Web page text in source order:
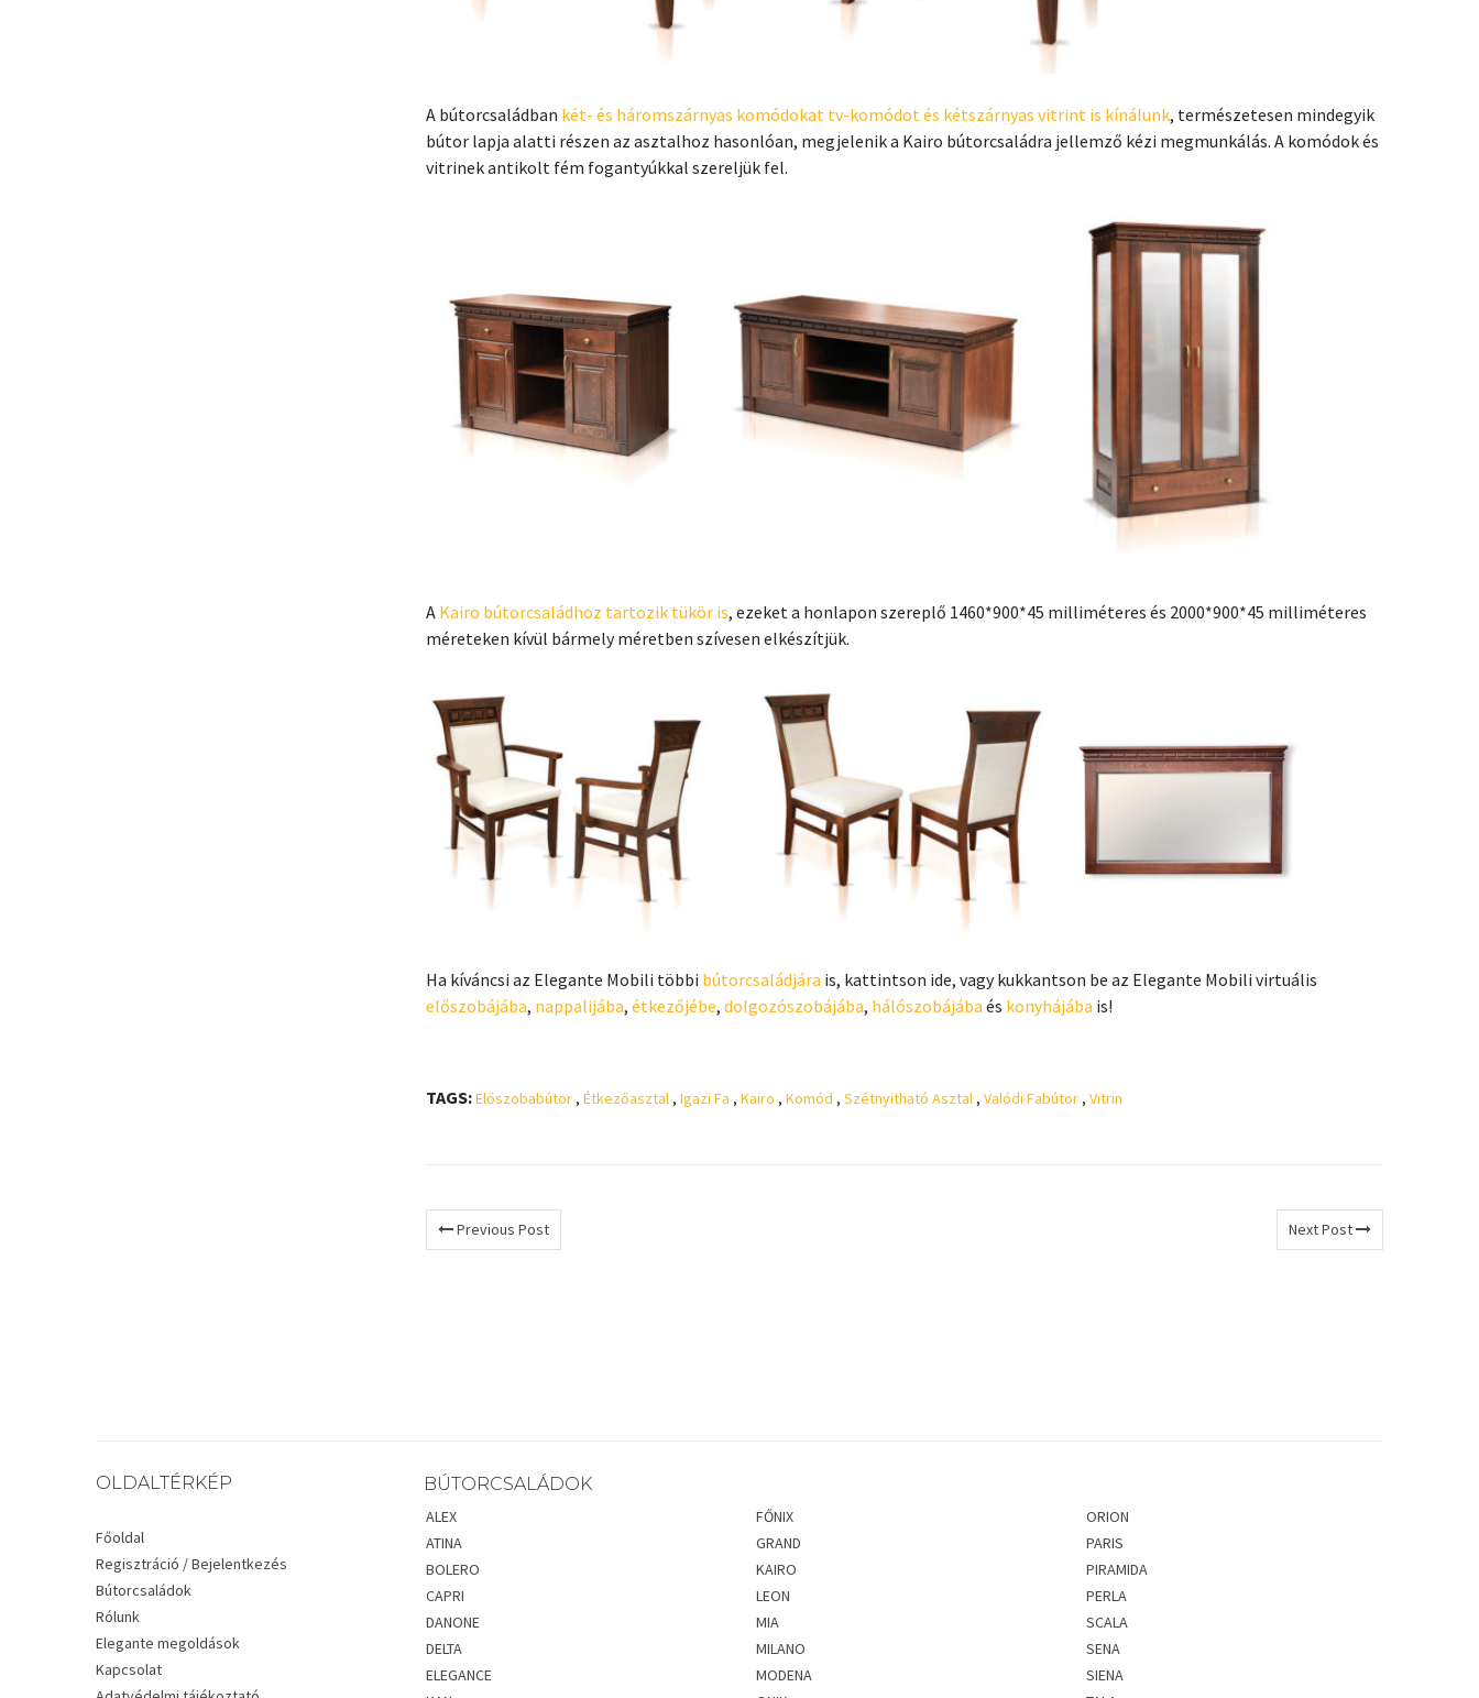
A bútorcsaládban két- és háromszárnyas komódokat tv-komódot és kétszárnyas vitrint is kínálunk, természetesen mindegyik
bútor lapja alatti részen az asztalhoz hasonlóan, megjelenik a Kairo bútorcsaládra jellemző kézi megmunkálás. A komódok és
vitrinek antikolt fém fogantyúkkal szereljük fel.
A Kairo bútorcsaládhoz tartozik tükör is, ezeket a honlapon szereplő 1460*900*45 milliméteres és 2000*900*45 milliméteres
méreteken kívül bármely méretben szívesen elkészítjük.
Ha kíváncsi az Elegante Mobili többi bútorcsaládjára is, kattintson ide, vagy kukkantson be az Elegante Mobili virtuális
előszobájába, nappalijába, étkezőjébe, dolgozószobájába, hálószobájába és konyhájába is!
TAGS:Előszobabútor , Étkezőasztal , Igazi Fa , Kairo , Komód , Szétnyitható Asztal , Valódi Fabútor , Vitrin
Previous Post Next Post
BÚTORCSALÁDOK
OLDALTÉRKÉP
Főoldal
Regisztráció / Bejelentkezés
Bútorcsaládok
Rólunk
Elegante megoldások
Kapcsolat
ALEX
ATINA
BOLERO
CAPRI
DANONE
DELTA
ELEGANCE
FŐNIX
GRAND
KAIRO
LEON
MIA
MILANO
MODENA
ORION
PARIS
PIRAMIDA
PERLA
SCALA
SENA
SIENA